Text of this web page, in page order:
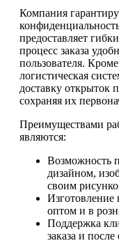
Компания
предоставляет
процесс заказа
пользователя.
логистическая
доставку открыток
сохраняя их
Преимуществами
являются:
Возможность
дизайном,
своим
Изготовление
оптом и в
Поддержка
заказа и